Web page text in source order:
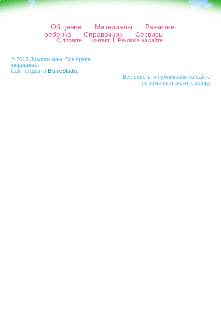
Общение Материалы
Развитие
ребенка
Справочник Сервисы
О проекте Контакт Реклама на сайте
© 2013 Диалоги мам. Все права
защищены.
Сайт создан в BionicStudio
Все советы и публикации на сайте
не заменяют визит к врачу.